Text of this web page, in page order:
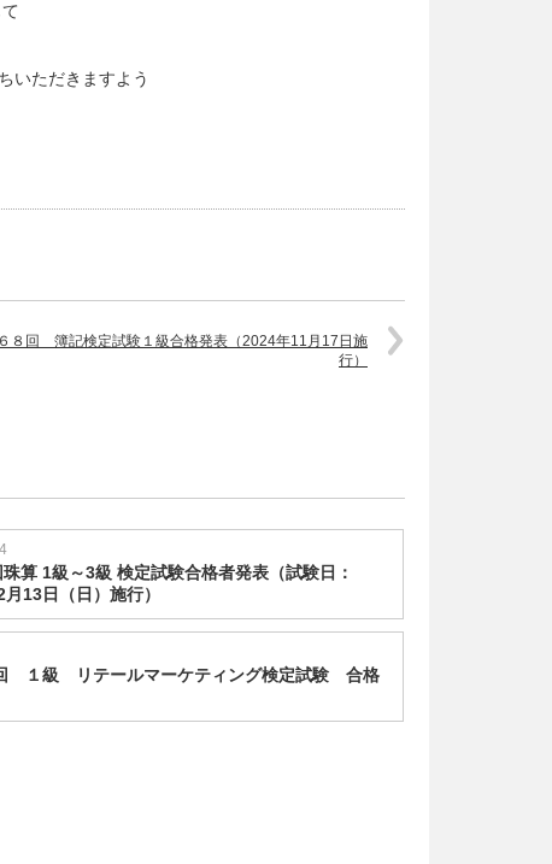
いただきますよう
８回 簿記検定試験１級合格発表（2024年11月17日施
行）
算 1級～3級 検定試験合格者発表（試験日：
13日（日）施行）
１級 リテールマーケティング検定試験 合格